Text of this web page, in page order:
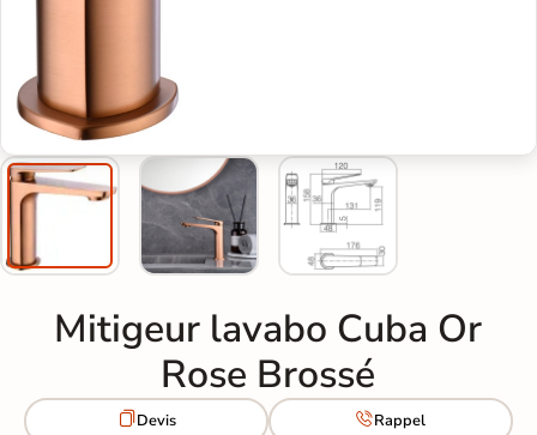
Mitigeur lavabo Cuba Or
Rose Brossé
Devis Rappel